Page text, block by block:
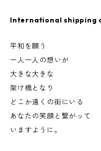
International shipping
平和を願う
一人一人の想いが
大きな大きな
架け橋となり
どこか遠くの街にいる
あなたの笑顔と繋がって
いますように。